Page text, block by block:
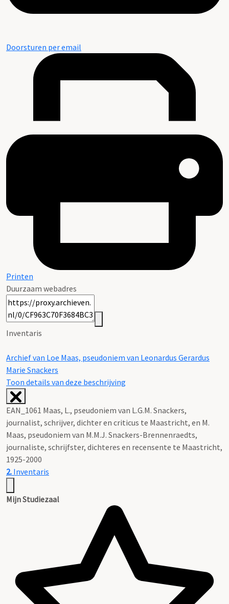
Doorsturen per email
Printen
Duurzaam webadres
Inventaris
Archief van Loe Maas, pseudoniem van Leonardus Gerardus
Marie Snackers
Toon details van deze beschrijving
EAN_1061 Maas, L., pseudoniem van L.G.M. Snackers,
journalist, schrijver, dichter en criticus te Maastricht, en M.
Maas, pseudoniem van M.M.J. Snackers-Brennenraedts,
journaliste, schrijfster, dichteres en recensente te Maastricht,
1925-2000
2. Inventaris
Mijn Studiezaal